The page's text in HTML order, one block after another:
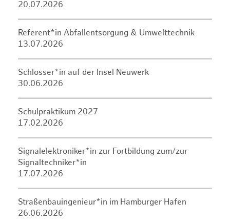
20.07.2026
Referent*in Abfallentsorgung & Umwelttechnik
13.07.2026
Schlosser*in auf der Insel Neuwerk
30.06.2026
Schulpraktikum 2027
17.02.2026
Signalelektroniker*in zur Fortbildung zum/zur
Signaltechniker*in
17.07.2026
Straßenbauingenieur*in im Hamburger Hafen
26.06.2026